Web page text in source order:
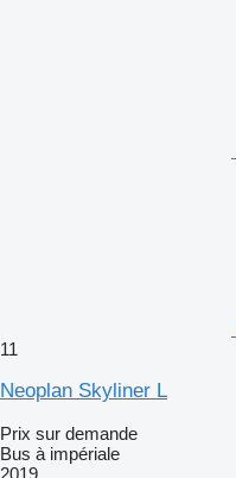
11
Neoplan Skyliner L
Prix sur demande
Bus à impériale
2019